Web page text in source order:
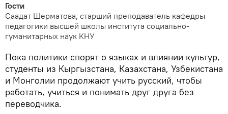
Гости
Саадат Шерматова, старший преподаватель кафедры
педагогики высшей школы института социально-
гуманитарных наук КНУ
Пока политики спорят о языках и влиянии культур,
студенты из Кыргызстана, Казахстана, Узбекистана
и Монголии продолжают учить русский, чтобы
работать, учиться и понимать друг друга без
переводчика.